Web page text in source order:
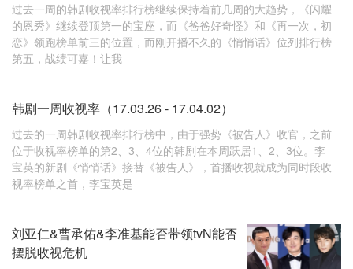
过去一周的韩剧收视率排行榜继续保持着前几周的大趋势，《闪耀
的恩秀》继续登顶第一的宝座，而《爸爸好奇怪》和《再一次，初
恋》领跑榜单前三的位置，而刚开播不久的《悄悄话》位列排行榜
第五，战绩可嘉！让我
韩剧一周收视率（17.03.26 - 17.04.02）
过去的一周韩剧收视率排行榜中，由于强势《被告人》收官，之前
位于收视率榜单的第2、3、4位的韩剧在本周跃居1、2、3位。李
宝英的新剧《悄悄话》接替《被告人》，首播收视就成为同时段收
视率榜单之首，李宝英是
刘亚仁&曹承佑&李准基能否带领tvN能否
摆脱收视危机